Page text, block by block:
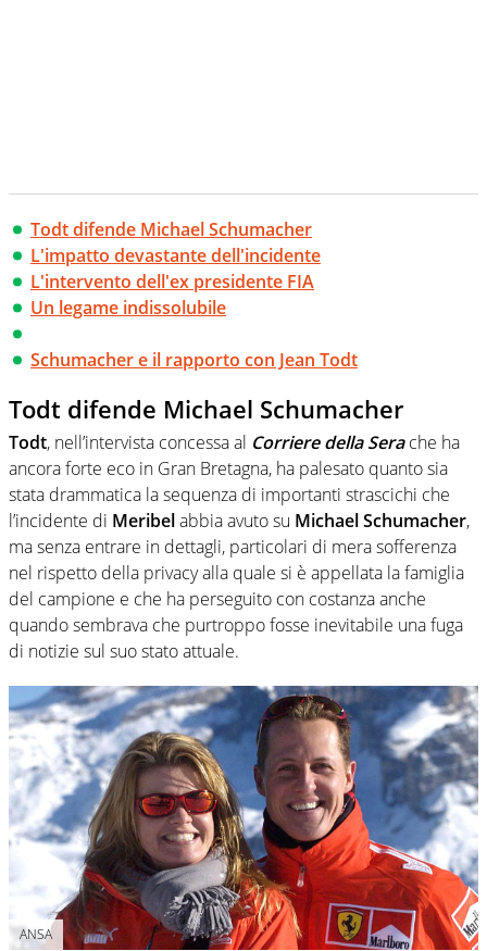
Todt difende Michael Schumacher
L'impatto devastante dell'incidente
L'intervento dell'ex presidente FIA
Un legame indissolubile
Schumacher e il rapporto con Jean Todt
Todt difende Michael Schumacher
Todt, nell’intervista concessa al Corriere della Serache ha
ancora forte eco in Gran Bretagna, ha palesato quanto sia
stata drammatica la sequenza di importanti strascichi che
l’incidente di Meribelabbia avuto su Michael Schumacher,
ma senza entrare in dettagli, particolari di mera sofferenza
nel rispetto della privacy alla quale si è appellata la famiglia
del campione e che ha perseguito con costanza anche
quando sembrava che purtroppo fosse inevitabile una fuga
di notizie sul suo stato attuale.
ANSA